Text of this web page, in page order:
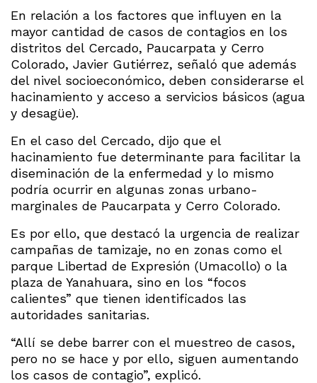
En relación a los factores que influyen en la
mayor cantidad de casos de contagios en los
distritos del Cercado, Paucarpata y Cerro
Colorado, Javier Gutiérrez, señaló que además
del nivel socioeconómico, deben considerarse el
hacinamiento y acceso a servicios básicos (agua
y desagüe).
En el caso del Cercado, dijo que el
hacinamiento fue determinante para facilitar la
diseminación de la enfermedad y lo mismo
podría ocurrir en algunas zonas urbano-
marginales de Paucarpata y Cerro Colorado.
Es por ello, que destacó la urgencia de realizar
campañas de tamizaje, no en zonas como el
parque Libertad de Expresión (Umacollo) o la
plaza de Yanahuara, sino en los “focos
calientes” que tienen identificados las
autoridades sanitarias.
“Allí se debe barrer con el muestreo de casos,
pero no se hace y por ello, siguen aumentando
los casos de contagio”, explicó.